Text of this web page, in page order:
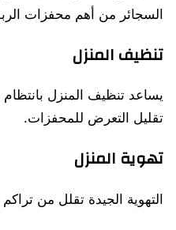
السجائر من أهم محفزات
تنظيف المنزل
يساعد تنظيف المنزل بانتظام
تقليل التعرض للمحفزات.
تهوية المنزل
التهوية الجيدة تقلل من